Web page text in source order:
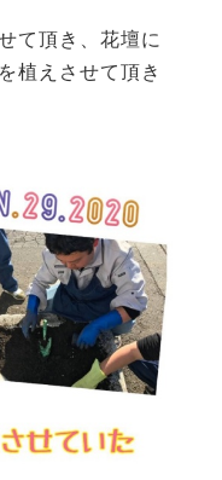
て頂き、花壇に
植えさせて頂き